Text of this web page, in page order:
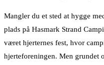
Mangler du et sted at hygge
plads på Hasmark Strand
været hjerternes fest, hvor
hjerteforeningen. Men grundet